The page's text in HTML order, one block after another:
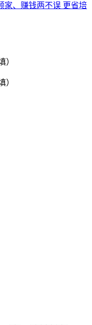
家、赚钱两不误 更省培
）
）